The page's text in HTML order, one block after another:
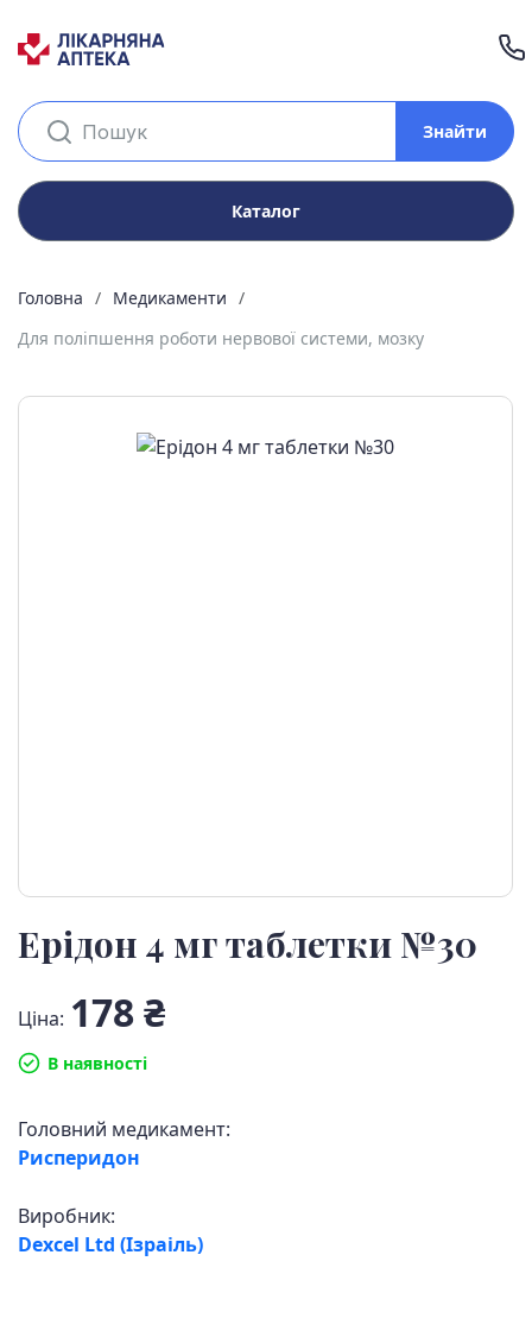
Каталог
Знайти
Головна
Медикаменти
Для поліпшення роботи нервової системи, мозку
Ерідон 4 мг таблетки №30
Ціна: 178 ₴
В наявності
Головний медикамент:
Рисперидон
Виробник:
Dexcel Ltd (Ізраіль)